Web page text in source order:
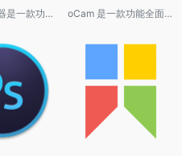
火车头采集器是一款功能强大的网页数据采集工具，被广泛应用于电商、新闻、SEO优化等领域。它能够自动抓取网页数据，并按照用户的需求进行整理、导出或发布。 oCam 是一款功能全面的 Windows 屏幕录制软件，支持高清录屏、游戏录制、音频同步录制、屏幕截图及多种视频格式导出。本文详细介绍 oCam 的核心功能、使用场景、软件优势和实际体验，帮助你快速了解并选择这款高效、稳定且易于上手的免费录屏工具。